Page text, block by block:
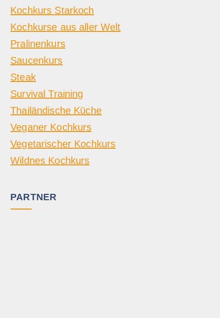
Kochkurs Starkoch
Kochkurse aus aller Welt
Pralinenkurs
Saucenkurs
Steak
Survival Training
Thailändische Küche
Veganer Kochkurs
Vegetarischer Kochkurs
Wildnes Kochkurs
PARTNER